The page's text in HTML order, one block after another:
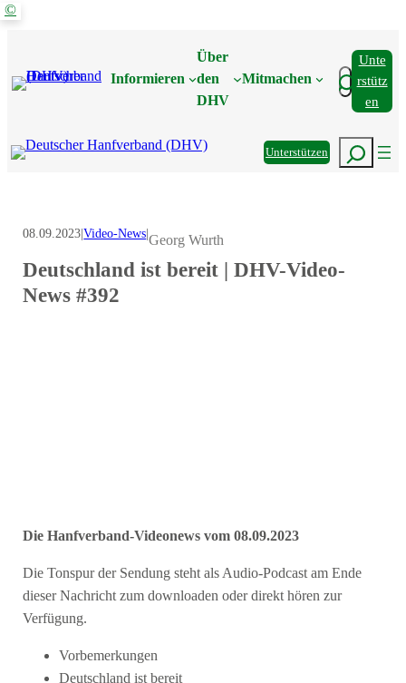
Zum
Informieren
Über
den
DHV
Mitmachen Suchen
Unte
Rstütz
En
UnterstützenSuchen
©
08.09.2023|Video-News|Georg Wurth
Deutschland ist bereit | DHV-Video-
News #392
Die Hanfverband-Videonews vom 08.09.2023
Die Tonspur der Sendung steht als Audio-Podcast am Ende
dieser Nachricht zum downloaden oder direkt hören zur
Verfügung.
Vorbemerkungen
Deutschland ist bereit